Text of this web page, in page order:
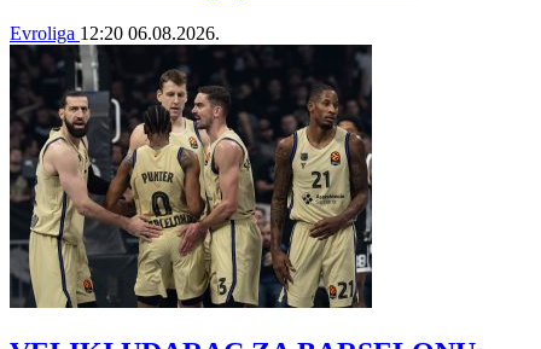
Evroliga 12:20 06.08.2026.